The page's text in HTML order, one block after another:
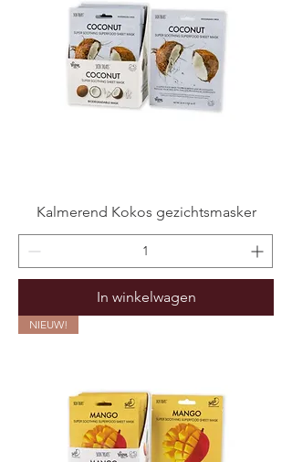
Kalmerend Kokos gezichtsmasker
In winkelwagen
NIEUW!